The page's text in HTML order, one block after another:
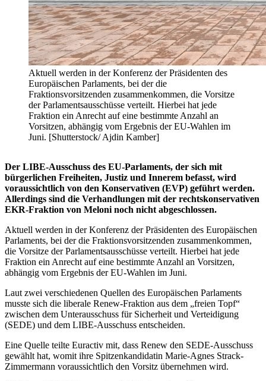
Aktuell werden in der Konferenz der Präsidenten des
Europäischen Parlaments, bei der die
Fraktionsvorsitzenden zusammenkommen, die Vorsitze
der Parlamentsausschüsse verteilt. Hierbei hat jede
Fraktion ein Anrecht auf eine bestimmte Anzahl an
Vorsitzen, abhängig vom Ergebnis der EU-Wahlen im
Juni. [Shutterstock/ Ajdin Kamber]
Der LIBE-Ausschuss des EU-Parlaments, der sich mit
bürgerlichen Freiheiten, Justiz und Innerem befasst, wird
voraussichtlich von den Konservativen (EVP) geführt werden.
Allerdings sind die Verhandlungen mit der rechtskonservativen
EKR-Fraktion von Meloni noch nicht abgeschlossen.
Aktuell werden in der Konferenz der Präsidenten des Europäischen
Parlaments, bei der die Fraktionsvorsitzenden zusammenkommen,
die Vorsitze der Parlamentsausschüsse verteilt. Hierbei hat jede
Fraktion ein Anrecht auf eine bestimmte Anzahl an Vorsitzen,
abhängig vom Ergebnis der EU-Wahlen im Juni.
Laut zwei verschiedenen Quellen des Europäischen Parlaments
musste sich die liberale Renew-Fraktion aus dem „freien Topf“
zwischen dem Unterausschuss für Sicherheit und Verteidigung
(SEDE) und dem LIBE-Ausschuss entscheiden.
Eine Quelle teilte Euractiv mit, dass Renew den SEDE-Ausschuss
gewählt hat, womit ihre Spitzenkandidatin Marie-Agnes Strack-
Zimmermann voraussichtlich den Vorsitz übernehmen wird.